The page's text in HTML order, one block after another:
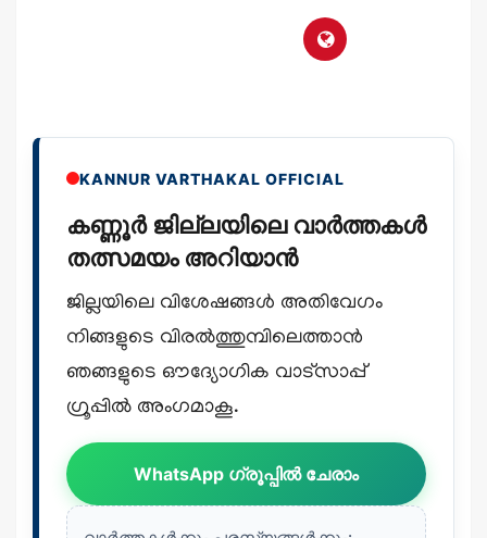
KANNUR VARTHAKAL OFFICIAL
കണ്ണൂർ ജില്ലയിലെ വാർത്തകൾ
തത്സമയം അറിയാൻ
ജില്ലയിലെ വിശേഷങ്ങൾ അതിവേഗം
നിങ്ങളുടെ വിരൽത്തുമ്പിലെത്താൻ
ഞങ്ങളുടെ ഔദ്യോഗിക വാട്സാപ്പ്
ഗ്രൂപ്പിൽ അംഗമാകൂ.
WhatsApp ഗ്രൂപ്പിൽ ചേരാം